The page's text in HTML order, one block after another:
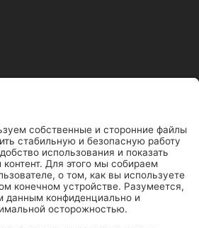
В ГЕРМАНИИ, АВСТРИИ, ШВЕЙЦАРИИ.